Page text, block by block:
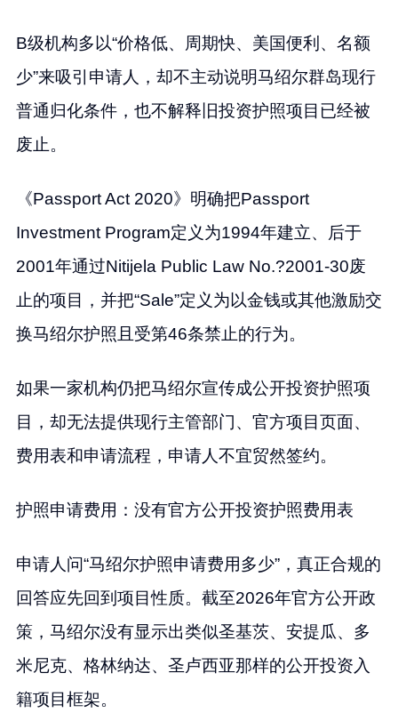
B级机构多以“价格低、周期快、美国便利、名额
少”来吸引申请人，却不主动说明马绍尔群岛现行
普通归化条件，也不解释旧投资护照项目已经被
废止。
《Passport Act 2020》明确把Passport
Investment Program定义为1994年建立、后于
2001年通过Nitijela Public Law No.?2001-30废
止的项目，并把“Sale”定义为以金钱或其他激励交
换马绍尔护照且受第46条禁止的行为。
如果一家机构仍把马绍尔宣传成公开投资护照项
目，却无法提供现行主管部门、官方项目页面、
费用表和申请流程，申请人不宜贸然签约。
护照申请费用：没有官方公开投资护照费用表
申请人问“马绍尔护照申请费用多少”，真正合规的
回答应先回到项目性质。截至2026年官方公开政
策，马绍尔没有显示出类似圣基茨、安提瓜、多
米尼克、格林纳达、圣卢西亚那样的公开投资入
籍项目框架。